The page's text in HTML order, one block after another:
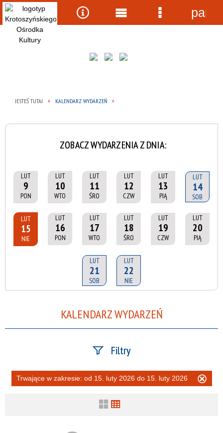
JESTEŚ TUTAJ KALENDARZ WYDARZEŃ
ZOBACZ WYDARZENIA Z DNIA:
LUT
9
PON
LUT
10
WTO
LUT
11
ŚRO
LUT
12
CZW
LUT
13
PIĄ
LUT
14
SOB
LUT
15
NIE
LUT
16
PON
LUT
17
WTO
LUT
18
ŚRO
LUT
19
CZW
LUT
20
PIĄ
LUT
21
SOB
LUT
22
NIE
KALENDARZ WYDARZEŃ
Filtry
Szukana fraza
Trwające w zakresie: od 15. luty 2026 do 15. luty 2026
Wyszukiwarka
Narzędzia
Menu Menu
panel